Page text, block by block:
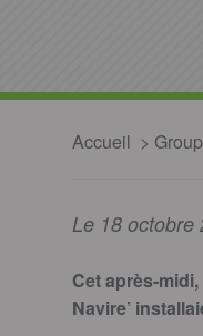
Accueil
Le 18 octobre
Cet après-
Navire’